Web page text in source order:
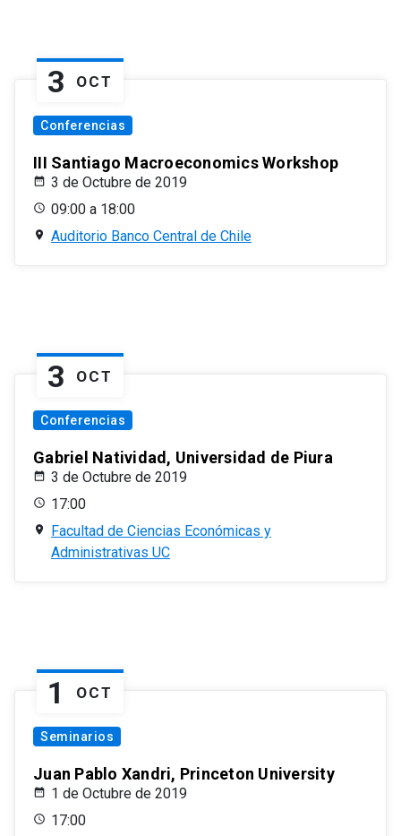
3 OCT
Conferencias
III Santiago Macroeconomics Workshop
3 de Octubre de 2019
09:00 a 18:00
Auditorio Banco Central de Chile
3 OCT
Conferencias
Gabriel Natividad, Universidad de Piura
3 de Octubre de 2019
17:00
Facultad de Ciencias Económicas y
Administrativas UC
1 OCT
Seminarios
Juan Pablo Xandri, Princeton University
1 de Octubre de 2019
17:00